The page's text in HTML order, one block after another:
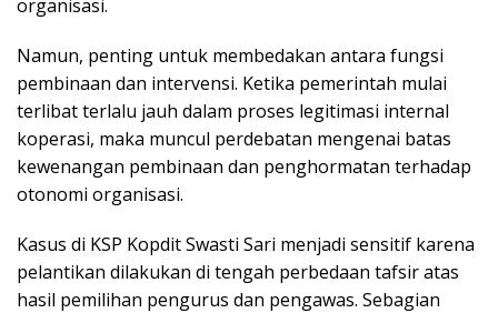
organisasi.
Namun, penting untuk membedakan antara fungsi
pembinaan dan intervensi. Ketika pemerintah mulai
terlibat terlalu jauh dalam proses legitimasi internal
koperasi, maka muncul perdebatan mengenai batas
kewenangan pembinaan dan penghormatan terhadap
otonomi organisasi.
Kasus di KSP Kopdit Swasti Sari menjadi sensitif karena
pelantikan dilakukan di tengah perbedaan tafsir atas
hasil pemilihan pengurus dan pengawas. Sebagian